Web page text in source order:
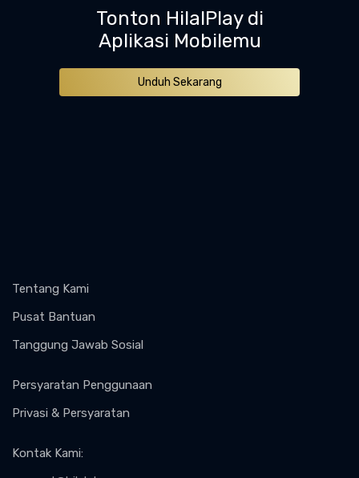
Tonton HilalPlay di
Aplikasi Mobilemu
Unduh Sekarang
Tentang Kami
Pusat Bantuan
Tanggung Jawab Sosial
Persyaratan Penggunaan
Privasi & Persyaratan
Kontak Kami: